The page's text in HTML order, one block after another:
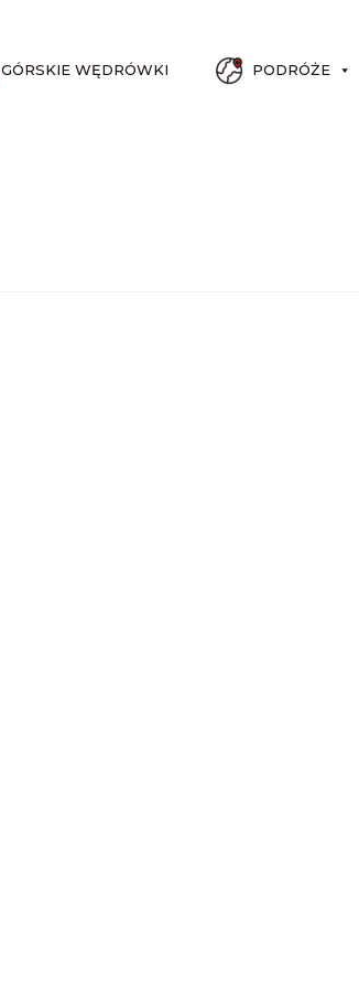
GÓRSKIE WĘDRÓWKI PODRÓŻE